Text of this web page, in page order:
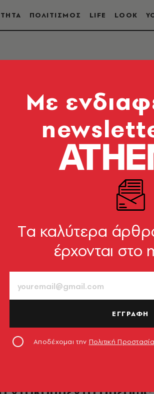
ΠΟΛΙΤΙΣΜΟΣ LIFE LOOK
Δευτέρα: Το έθιμο
πίσω από τη λαγάνα
ονομάζεται «Καθαρά»
Mε
Tα καλύτερα
έρχονται στο
ΕΓΓΡΑΦΗ
Αποδέχομαι την Πολιτική